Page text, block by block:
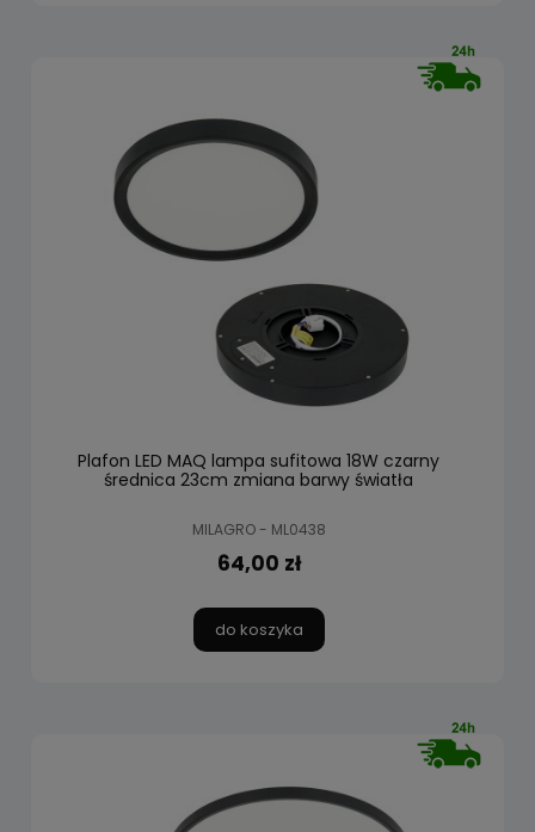
Plafon LED MAQ lampa sufitowa 18W czarny
średnica 23cm zmiana barwy światła
MILAGRO - ML0438
64,00 zł
do koszyka